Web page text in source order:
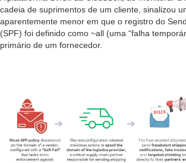
cadeia de suprimentos de um cliente, sinalizou
aparentemente menor em que o registro do
(SPF) foi definido como ~all (uma “falha
primário de um fornecedor.